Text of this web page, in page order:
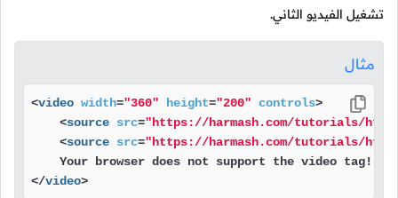
تشغيل الفيديو الثاني.
مثال
<video width="360" height="200" controls>
<source src="https://harmash.com/tutorials/html/
<source src="https://harmash.com/tutorials/
</video>